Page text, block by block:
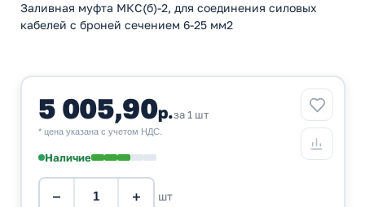
Заливная муфта МКС(б)-2, для соединения силовых
кабелей с броней сечением 6-25 мм2
5 005,90р.за 1 шт
* цена указана с учетом НДС.
Наличие
− + шт